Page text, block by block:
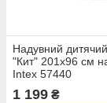
Надувний
"Кит" 201х96 см
Intex 57440
1 199 ₴